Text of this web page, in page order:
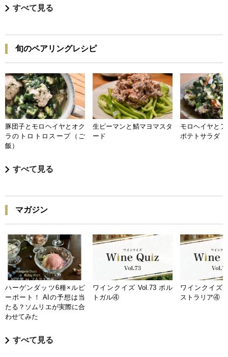
すべて見る
旬のペアリングレシピ
豚団子とモロヘイヤとオク
ラのトロトロスープ（ご
飯）
生ピーマンと鯖マヨマスタ
ード
モロヘイヤと
ポテトサラダ
すべて見る
マガジン
ハーゲンダッツ6種×ルビ
ーポート！ AIの予想は当
たる？ソムリエが実際に合
わせてみた
ワインクイズ Vol.73 ポル
トガル④
ワインクイズ
ストラリア④
すべて見る